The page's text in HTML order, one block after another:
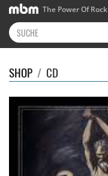
The Power Of Rock
SHOP / CD